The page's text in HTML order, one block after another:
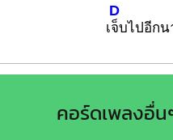
เ
D
จ็บไปอีกน
คอร์ดเพลงอื่น